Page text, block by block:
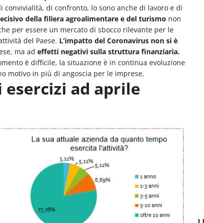
convivialità, di confronto, lo sono anche di lavoro e di
della filiera agroalimentare e del turismo non
per essere un mercato di sbocco rilevante per le
del Paese. L’impatto del Coronavirus non si è
ma ad effetti negativi sulla struttura finanziaria.
è difficile, la situazione è in continua evoluzione
motivo in più di angoscia per le imprese.
ad aprile